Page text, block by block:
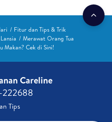
Fitur dan Tips & Trik
Merawat Orang Tua
Makan? Cek di Sini!
Careline​
Tips